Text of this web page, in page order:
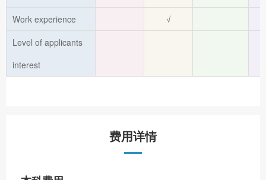
Work experience
√
Level of applicants
interest
费用详情